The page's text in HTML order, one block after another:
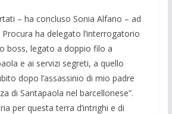
– ha concluso Sonia Alfano – ad
ha delegato l’interrogatorio
boss, legato a doppio filo a
e ai servizi segreti, a quello
dopo l’assassinio di mio padre
di Santapaola nel barcellonese”.
per questa terra d’intrighi e di